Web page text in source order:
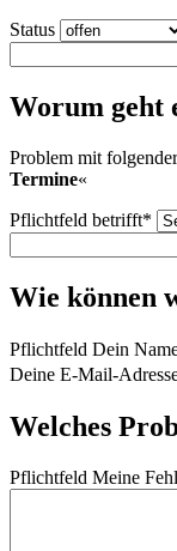
Status
Worum geht
Problem mit
Termine«
Pflichtfeld betrifft*
Wie können
Pflichtfeld Dein
Deine E-Mail-
Welches
Pflichtfeld Meine